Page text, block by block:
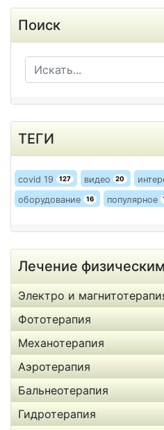
Поиск
ТЕГИ
covid 19 127 видео 20
оборудование 16 популярное
Лечение
Электро и
Фототерапия
Механотерапия
Аэротерапия
Бальнеотерапия
Гидротерапия